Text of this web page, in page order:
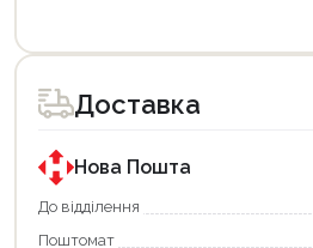
товар
для
покупки
державною
програмою
єКнига.
Використовуйте
карту
товар
для
покупки
державною
програмою
«Національний
кешбек».
покупку
Доставка
Нова Пошта
До відділення
Поштомат